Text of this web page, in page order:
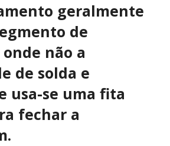
geralmente
de
não a
de solda e
usa-se uma fita
fechar a